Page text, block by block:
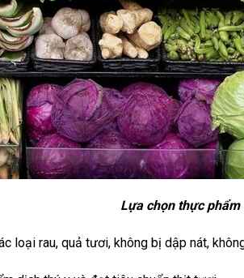
Lựa chọn thực
loại rau, quả tươi, không bị dập nát,